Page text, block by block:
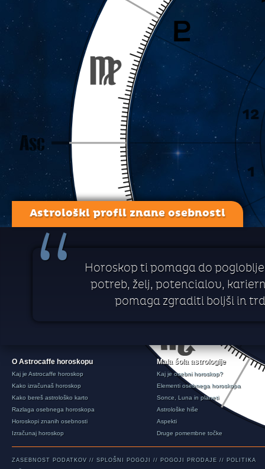
Astrološki profil znane osebnosti
“
Horoskop ti pomaga do
potreb, želj, potencialov,
pomaga zgraditi boljši in
O Astrocaffe horoskopu
Kaj je Astrocaffe horoskop
Kako izračunaš horoskop
Kako bereš astrološko karto
Razlaga osebnega horoskopa
Horoskopi znanih osebnosti
Izračunaj horoskop
Mala šola astrologije
Kaj je osebni horoskop?
Elementi osebnega horoskopa
Sonce, Luna in planeti
Astrološke hiše
Aspekti
Druge pomembne točke
ZASEBNOST PODATKOV // SPLOŠNI POGOJI // POGOJI PRODAJE // POLITIKA